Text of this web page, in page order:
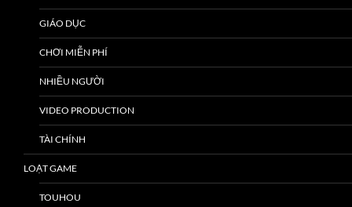
GIÁO DỤC
CHƠI MIỄN PHÍ
NHIỀU NGƯỜI
VIDEO PRODUCTION
TÀI CHÍNH
LOẠT GAME
TOUHOU